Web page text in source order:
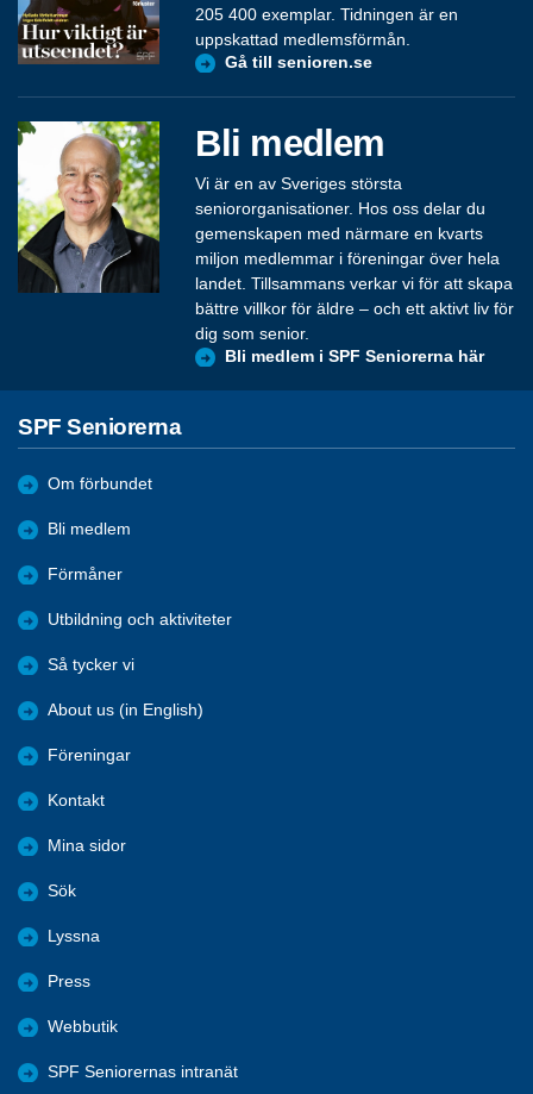
205 400 exemplar. Tidningen är en
uppskattad medlemsförmån.
Gå till senioren.se
Bli medlem
Vi är en av Sveriges största
seniororganisationer. Hos oss delar du
gemenskapen med närmare en kvarts
miljon medlemmar i föreningar över hela
landet. Tillsammans verkar vi för att skapa
bättre villkor för äldre – och ett aktivt liv för
dig som senior.
Bli medlem i SPF Seniorerna här
SPF Seniorerna
Om förbundet
Bli medlem
Förmåner
Utbildning och aktiviteter
Så tycker vi
About us (in English)
Föreningar
Kontakt
Mina sidor
Sök
Lyssna
Press
Webbutik
SPF Seniorernas intranät